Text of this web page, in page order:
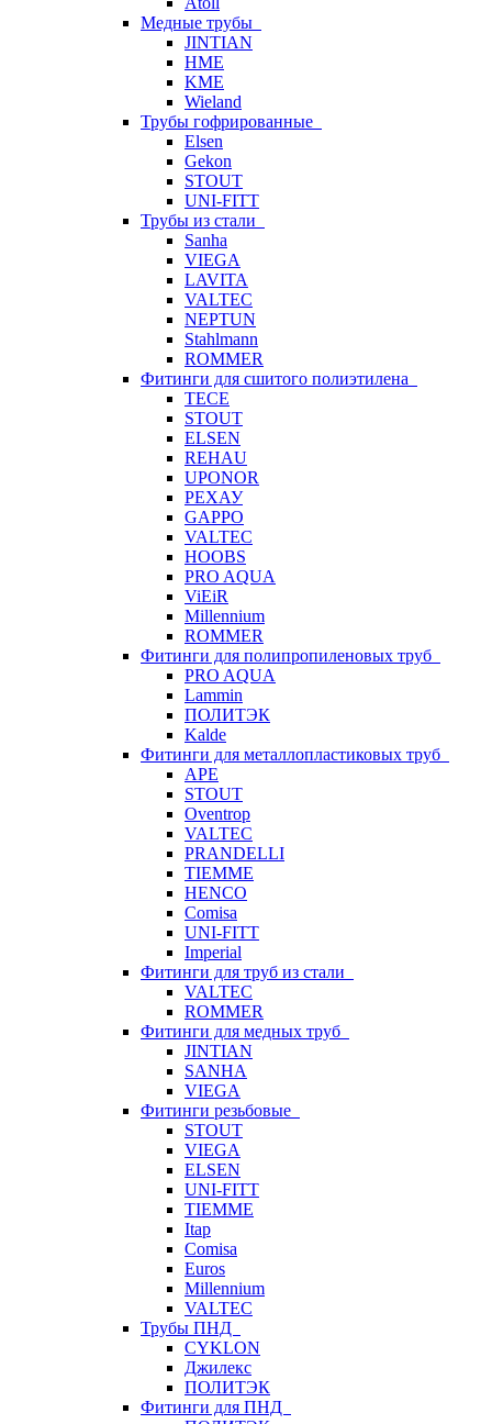
Медные трубы
JINTIAN
HME
KME
Wieland
Трубы гофрированные
Elsen
Gekon
STOUT
UNI-FITT
Трубы из стали
Sanha
VIEGA
LAVITA
VALTEC
NEPTUN
Stahlmann
ROMMER
Фитинги для сшитого полиэтилена
TECE
STOUT
ELSEN
REHAU
UPONOR
РЕХАУ
GAPPO
VALTEC
HOOBS
PRO AQUA
ViEiR
Millennium
ROMMER
Фитинги для полипропиленовых труб
PRO AQUA
Lammin
ПОЛИТЭК
Kalde
Фитинги для металлопластиковых труб
APE
STOUT
Oventrop
VALTEC
PRANDELLI
TIEMME
HENCO
Comisa
UNI-FITT
Imperial
Фитинги для труб из стали
VALTEC
ROMMER
Фитинги для медных труб
JINTIAN
SANHA
VIEGA
Фитинги резьбовые
STOUT
VIEGA
ELSEN
UNI-FITT
TIEMME
Itap
Comisa
Euros
Millennium
VALTEC
Трубы ПНД
CYKLON
Джилекс
ПОЛИТЭК
Фитинги для ПНД